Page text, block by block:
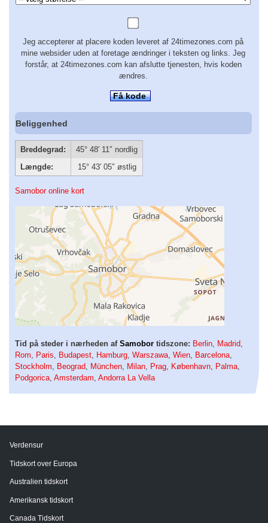
Jeg accepterer at placere koden leveret af 24timezones.com på
mine websider uden at foretage ændringer i teksten og links. Jeg
forstår, at 24timezones.com kan afslutte tjenesten, hvis koden
ændres.
Få kode
Beliggenhed
Breddegrad:
45° 48′ 11″ nordlig
Længde:
15° 43′ 05″ østlig
Samobor online kort
Tid på steder i nærheden af Samobor tidszone: Berlin Madrid
Rom
Paris Budapest Hamburg Warszawa Wien Barcelona
Stockholm
Beograd München Milan Prag København Palma
Podgorica Amsterdam Andorra La Vella
Verdensur
Tidskort over Europa
Australien tidskort
Amerikansk tidskort
Canada Tidskort